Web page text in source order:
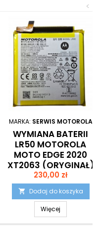
<
MARKA: SERWIS MOTOROLA
WYMIANA BATERII
LR50 MOTOROLA
MOTO EDGE 2020
XT2063 (ORYGINAŁ)
Cena
230,00 zł
 Dodaj do koszyka
Więcej